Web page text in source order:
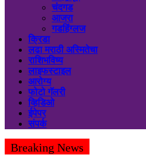
चंदगड
आजरा
गडहिंग्लज
क्रिडा
लढा मराठी अस्मितेचा
राशिभविष्य
लाइफस्टाइल
आरोग्य
फोटो गॅलरी
व्हिडिओ
ईपेपर
संपर्क
Breaking News